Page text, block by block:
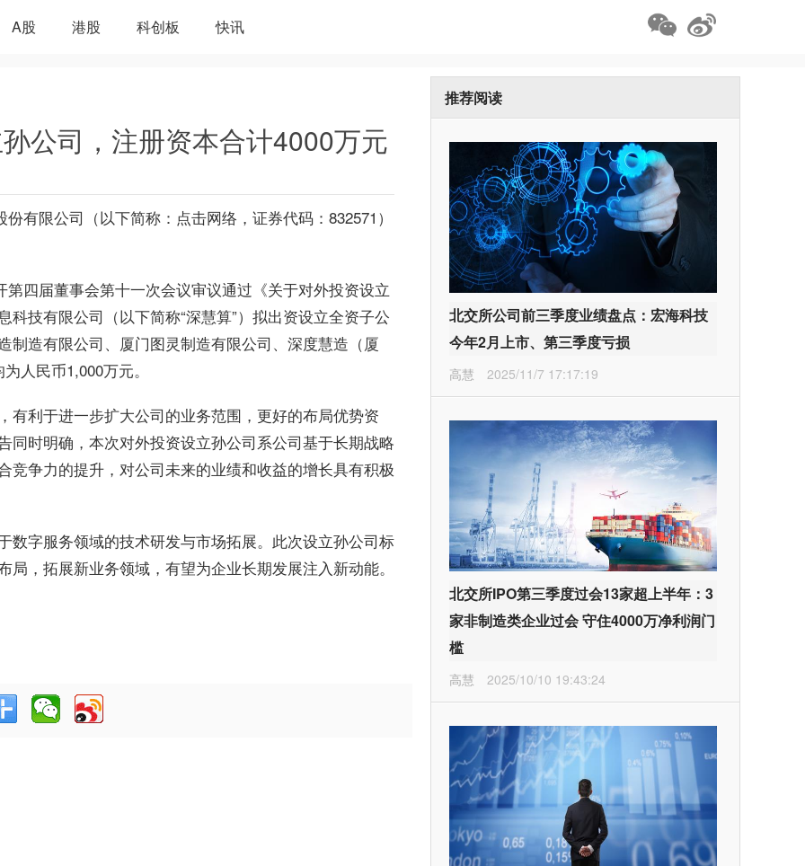
A股 港股 科创板 快讯
公司，注册资本合计4000万元
份有限公司 （以下简称： 点击网络 ，证券代码：832571）
第四届董事会第十一次会议审议通过《关于对外投资设立
技有限公司（以下简称“深慧算”）拟出资设立全资子公
制造有限公司、厦门图灵制造有限公司、深度慧造（厦
人民币1,000万元。
有利于进一步扩大公司的业务范围，更好的布局优势资
同时明确，本次对外投资设立孙公司系公司基于长期战略
竞争力的提升，对公司未来的业绩和收益的增长具有积极
数字服务领域的技术研发与市场拓展。此次设立孙公司标
，拓展新业务领域，有望为企业长期发展注入新动能。
推荐阅读
北交所公司前三季度业绩盘点：宏海科技
今年2月上市、第三季度亏损
高慧 2025/11/7 17:17:19
北交所IPO第三季度过会13家超上半年：3
家非制造类企业过会 守住4000万净利润门
槛
高慧 2025/10/10 19:43:24